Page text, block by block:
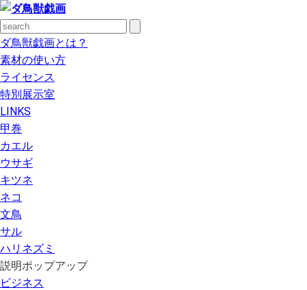
ダ鳥獣戯画とは？
素材の使い方
ライセンス
特別展示室
LINKS
甲巻
カエル
ウサギ
キツネ
ネコ
文鳥
サル
ハリネズミ
説明ポップアップ
ビジネス